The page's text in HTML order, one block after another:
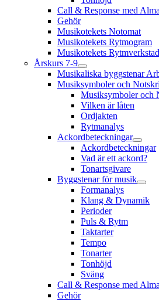
Call & Response med
Gehör
Musikotekets Notomat
Musikotekets Rytmogram
Musikotekets Rytmverkstad
Årskurs 7-9
Musikaliska byggstenar
Musiksymboler och
Musiksymboler och
Vilken är låten
Ordjakten
Rytmanalys
Ackordbeteckningar
Ackordbeteckningar
Vad är ett ackord?
Tonartsgivare
Byggstenar för musik
Formanalys
Klang & Dynamik
Perioder
Puls & Rytm
Taktarter
Tempo
Tonarter
Tonhöjd
Sväng
Call & Response med
Gehör